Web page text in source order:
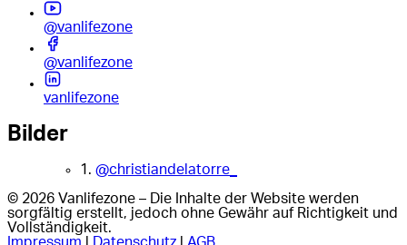
@vanlifezone
@vanlifezone
vanlifezone
Bilder
1. @christiandelatorre_
© 2026 Vanlifezone – Die Inhalte der Website werden
sorgfältig erstellt, jedoch ohne Gewähr auf Richtigkeit und
Vollständigkeit.